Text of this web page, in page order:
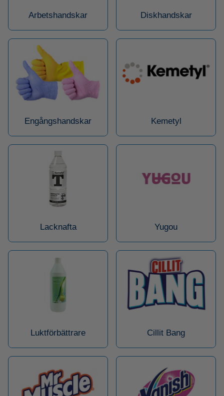
Arbetshandskar Diskhandskar
Engångshandskar Kemetyl
Lacknafta Yugou
Luktförbättrare Cillit Bang